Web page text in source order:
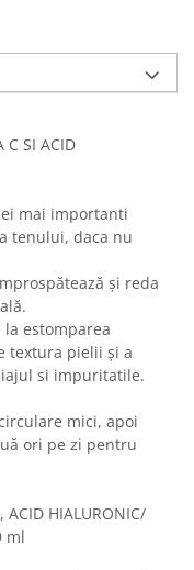
C SI ACID
mai importanti
tenului, daca nu
și reda
estomparea
textura pielii și a
si impuritatile.
mici, apoi
ori pe zi pentru
ACID HIALURONIC/
ml